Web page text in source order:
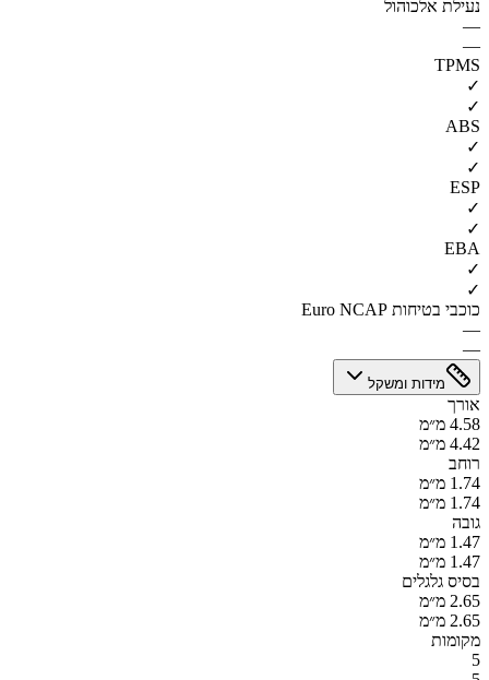
נעילת אלכוהול
—
—
TPMS
✓
✓
ABS
✓
✓
ESP
✓
✓
EBA
✓
✓
כוכבי בטיחות Euro NCAP
—
—
מידות ומשקל
אורך
4.58 מ״מ
4.42 מ״מ
רוחב
1.74 מ״מ
1.74 מ״מ
גובה
1.47 מ״מ
1.47 מ״מ
בסיס גלגלים
2.65 מ״מ
2.65 מ״מ
מקומות
5